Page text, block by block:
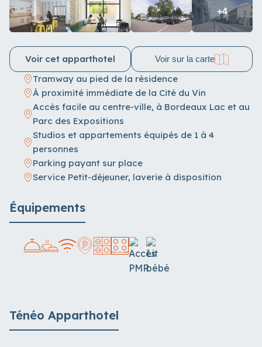
Tramway au pied de la résidence
À proximité immédiate de la Cité du Vin
Accès facile au centre-ville, à Bordeaux Lac et au
Parc des Expositions
Studios et appartements équipés de 1 à 4
personnes
Parking payant sur place
Service Petit-déjeuner, laverie à disposition
Équipements
+4
Voir sur la carte
Voir cet apparthotel
Ténéo Apparthotel